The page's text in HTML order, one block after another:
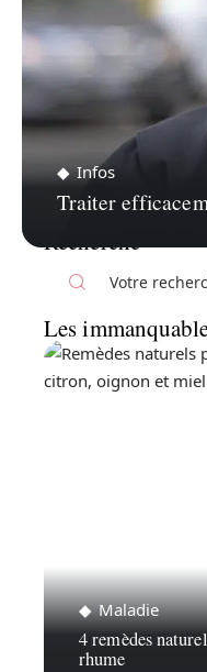
Infos
Traiter
Recherche
Les
Maladie
4 remèdes
rhume